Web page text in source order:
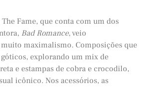
The Fame, que conta com um dos
Bad Romance, veio
maximalismo. Composições que
explorando um mix de
e estampas de cobra e crocodilo,
icônico. Nos acessórios, as